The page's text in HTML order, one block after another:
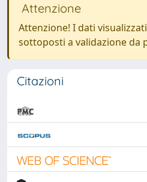
Attenzione
Attenzione! I dati
sottoposti a validazione da
Citazioni